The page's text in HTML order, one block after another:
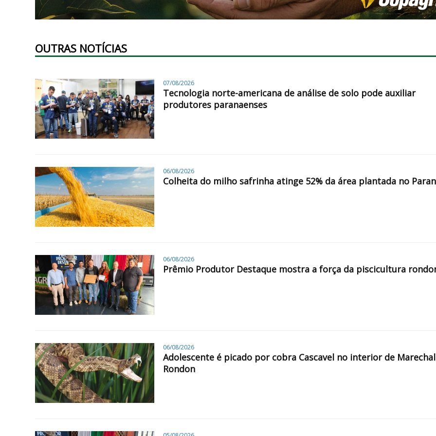
OUTRAS NOTÍCIAS
07/08/2026
Tecnologia norte-americana de análise de solo pode auxiliar
produtores paranaenses
06/08/2026
Colheita do milho safrinha atinge 52% da área plantada no
06/08/2026
Prêmio Produtor Destaque mostra a força da piscicultura
06/08/2026
Adolescente é picado por cobra Cascavel no interior de Marechal
Rondon